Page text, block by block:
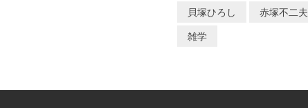
貝塚ひろし 赤塚不二夫
雑学